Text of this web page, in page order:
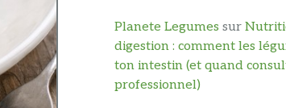
Planete Legumes sur
digestion : comment les
ton intestin (et quand
professionnel)